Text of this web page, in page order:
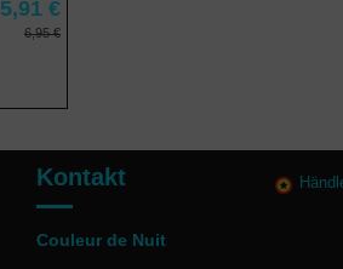
5,91 €
6,95 €
Kontakt
Couleur de Nuit